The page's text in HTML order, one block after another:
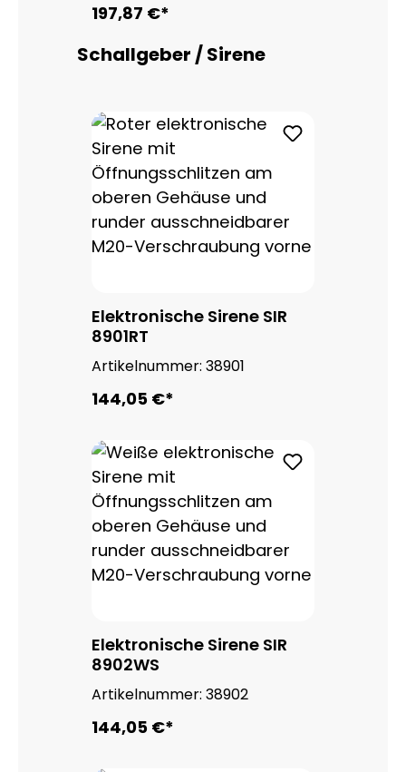
197,87 €*
Produktgalerie überspringen
Schallgeber / Sirene
Elektronische Sirene SIR
8901RT
Artikelnummer: 38901
144,05 €*
Elektronische Sirene SIR
8902WS
Artikelnummer: 38902
144,05 €*